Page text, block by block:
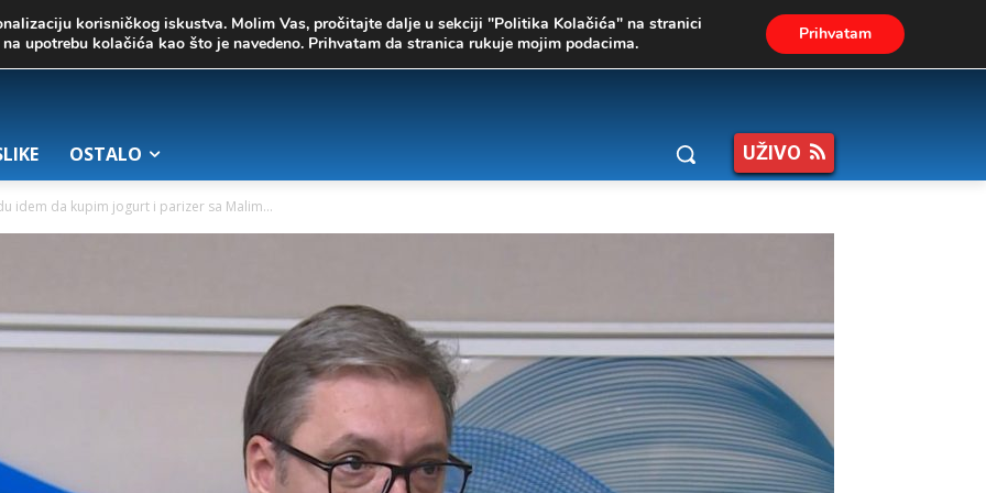
OSTALO UŽIVO
idem da kupim jogurt i parizer sa Malim...
korisničkog iskustva. Molim Vas, pročitajte dalje u sekciji "Politika Kolačića" na stranici
upotrebu kolačića kao što je navedeno. Prihvatam da stranica rukuje mojim podacima. Prihvatam